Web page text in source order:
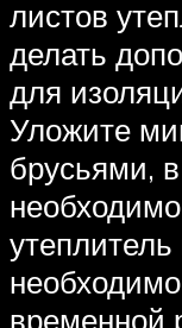
листов
делать
для
Уложите
брусьями,
временной